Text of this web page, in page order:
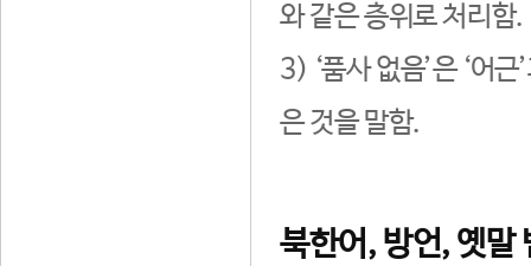
와 같은 층위로 처리함.
3) ‘품사 없음’은 ‘어
은 것을 말함.
북한어, 방언, 옛말